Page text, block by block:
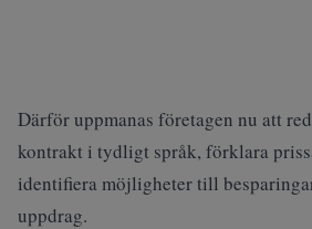
Därför uppmanas företagen nu att
kontrakt i tydligt språk, förklara
identifiera möjligheter till
uppdrag.